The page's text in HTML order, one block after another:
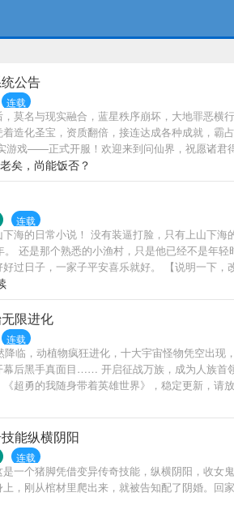
公告
连载
莫名与现实融合，蓝星秩序崩坏，大地罪恶
着造化圣宝，资质翻倍，接连达成各种成就，
戏——正式开服！欢迎来到问仙界，祝愿诸君
矣，尚能饭否？
连载
下海的日常小说！ 没有装逼打脸，只有上山下
。 还是那个熟悉的小渔村，只是他已经不是年
过日子，一家子平安喜乐就好。 【说明一下，
限进化
连载
降临，动植物疯狂进化，十大宇宙怪物凭空出
幕后黑手真面目…… 开启征战万族，成为人族
超勇的我随身带着英雄世界》，稳定更新，请放
能纵横阴阳
连载
一个猪脚凭借变异传奇技能，纵横阴阳，收女
，刚从棺材里爬出来，就被告知配了阴婚。回